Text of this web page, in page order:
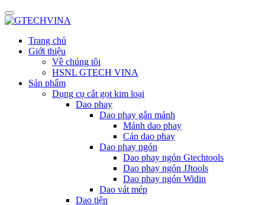
Trang chủ
Giới thiệu
Về chúng tôi
HSNL GTECH VINA
Sản phẩm
Dụng cụ cắt gọt kim loại
Dao phay
Dao phay gắn mảnh
Mảnh dao phay
Cán dao phay
Dao phay ngón
Dao phay ngón Gtechtools
Dao phay ngón JJtools
Dao phay ngón Widin
Dao vát mép
Dao tiện